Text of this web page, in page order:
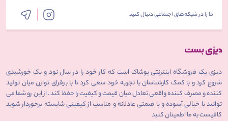
ما را در شبکه‌های اجتماعی دنبال کنید
دیزی یک فروشگاه اینترنتی پوشاک است که کار خود را در سال نود و یک خورشیدی
شروع کرد و با کمک کارشناسان با تجربه خود سعی کرد تا با برقرای توازن میان تولید
کننده و مصرف کننده واقعی تعادل میان قیمت و کیفیت را حفظ کند . از این رو شما می
توانید با خیالی آسوده و با قیمتی عادلانه و مناسب از کیفیتی شایسته برخوردار شوید
کافیست به ما اطمینان کنید